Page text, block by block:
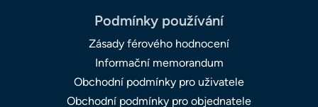
Podmínky používání
Zásady férového hodnocení
Informační memorandum
Obchodní podmínky pro uživatele
Obchodní podmínky pro objednatele